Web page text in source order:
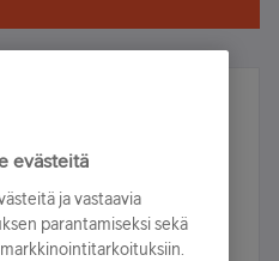
ja voita!
mukana arvonnassa.
evästeitä
ja vastaavia
parantamiseksi sekä